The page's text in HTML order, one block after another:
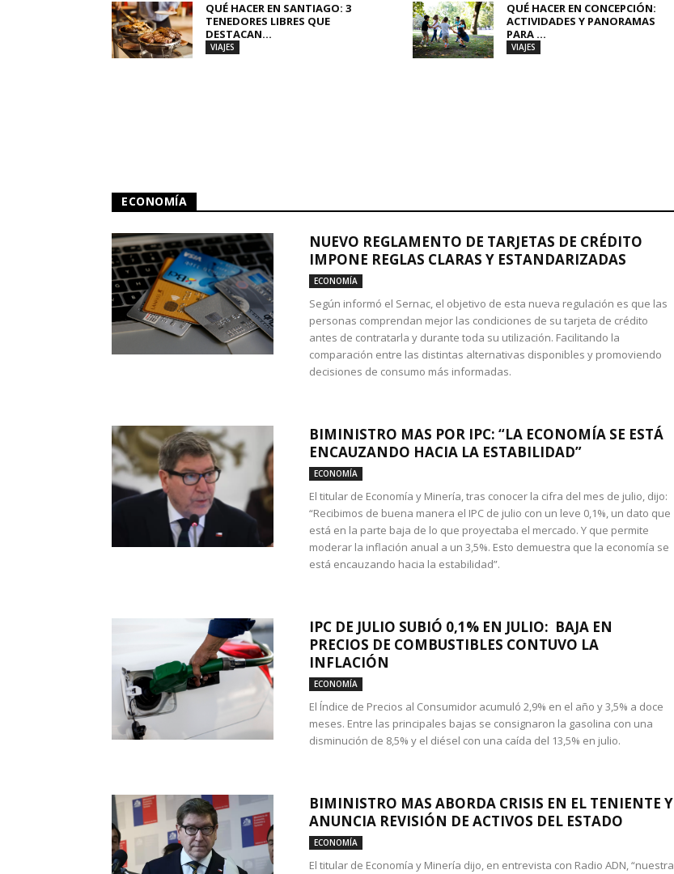
QUÉ HACER EN SANTIAGO: 3
TENEDORES LIBRES QUE
DESTACAN...
VIAJES
QUÉ HACER EN CONCEPCIÓN:
ACTIVIDADES Y PANORAMAS
PARA ...
VIAJES
ECONOMÍA
NUEVO REGLAMENTO DE TARJETAS DE CRÉDITO
IMPONE REGLAS CLARAS Y ESTANDARIZADAS
ECONOMÍA
Según informó el Sernac, el objetivo de esta nueva regulación es que las
personas comprendan mejor las condiciones de su tarjeta de crédito
antes de contratarla y durante toda su utilización. Facilitando la
comparación entre las distintas alternativas disponibles y promoviendo
decisiones de consumo más informadas.
BIMINISTRO MAS POR IPC: “LA ECONOMÍA SE ESTÁ
ENCAUZANDO HACIA LA ESTABILIDAD”
ECONOMÍA
El titular de Economía y Minería, tras conocer la cifra del mes de julio, dijo:
“Recibimos de buena manera el IPC de julio con un leve 0,1%, un dato que
está en la parte baja de lo que proyectaba el mercado. Y que permite
moderar la inflación anual a un 3,5%. Esto demuestra que la economía se
está encauzando hacia la estabilidad”.
IPC DE JULIO SUBIÓ 0,1% EN JULIO: BAJA EN
PRECIOS DE COMBUSTIBLES CONTUVO LA
INFLACIÓN
ECONOMÍA
El Índice de Precios al Consumidor acumuló 2,9% en el año y 3,5% a doce
meses. Entre las principales bajas se consignaron la gasolina con una
disminución de 8,5% y el diésel con una caída del 13,5% en julio.
BIMINISTRO MAS ABORDA CRISIS EN EL TENIENTE Y
ANUNCIA REVISIÓN DE ACTIVOS DEL ESTADO
ECONOMÍA
El titular de Economía y Minería dijo, en entrevista con Radio ADN, “nuestra